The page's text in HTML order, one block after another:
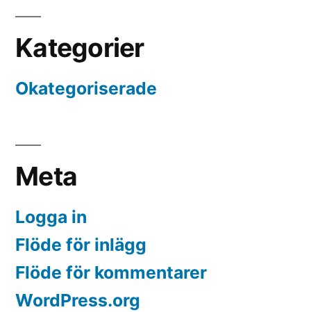
Kategorier
Okategoriserade
Meta
Logga in
Flöde för inlägg
Flöde för kommentarer
WordPress.org